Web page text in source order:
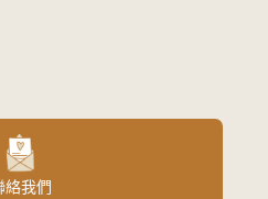
絡我們